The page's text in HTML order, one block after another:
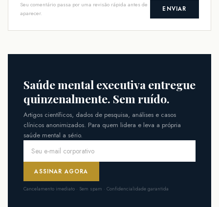
Seu comentário passa por uma revisão rápida antes de
aparecer.
ENVIAR
Saúde mental executiva entregue
quinzenalmente. Sem ruído.
Artigos científicos, dados de pesquisa, análises e casos
clínicos anonimizados. Para quem lidera e leva a própria
saúde mental a sério.
ASSINAR AGORA
Cancelamento imediato · Sem spam · Confidencialidade garantida